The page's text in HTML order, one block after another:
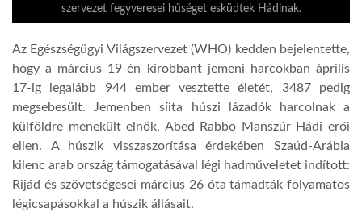
szervezet fegyveresei hűséget esküdtek Hádinak.
Az Egészségügyi Világszervezet (WHO) kedden bejelentette,
hogy a március 19-én kirobbant jemeni harcokban április
17-ig legalább 944 ember vesztette életét, 3487 pedig
megsebesült. Jemenben síita húszi lázadók harcolnak a
külföldre menekült elnök, Abed Rabbo Manszúr Hádi erői
ellen. A húszik visszaszorítása érdekében Szaúd-Arábia
kilenc arab ország támogatásával légi hadműveletet indított:
Rijád és szövetségesei március 26 óta támadták folyamatos
légicsapásokkal a húszik állásait.